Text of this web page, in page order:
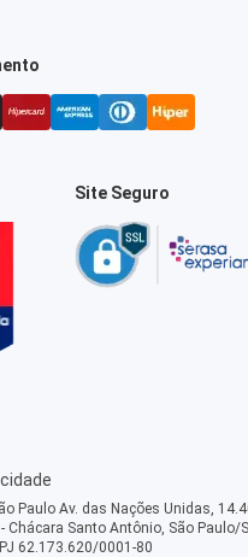
Site Seguro
Paulo Av. das Nações Unidas,
Chácara Santo Antônio, São Paulo/
62.173.620/0001-80